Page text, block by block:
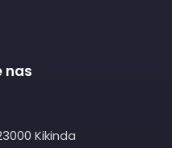
nas
Kikinda